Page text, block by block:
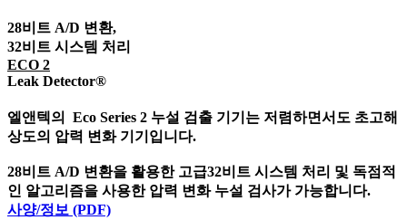
28비트 A/D 변환,
32비트 시스템 처리
ECO 2
Leak Detector®
엘앤텍의 Eco Series 2 누설 검출 기기는 저렴하면서도 초고해
상도의 압력 변화 기기입니다.
28비트 A/D 변환을 활용한 고급32비트 시스템 처리 및 독점적
인 알고리즘을 사용한 압력 변화 누설 검사가 가능합니다.
사양/정보 (PDF)